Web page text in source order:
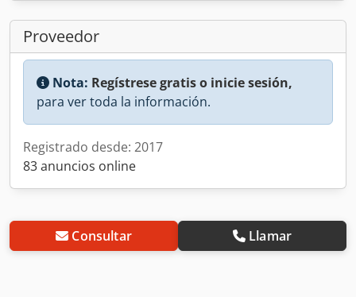
Proveedor
Nota: Regístrese gratis o inicie sesión,
para ver toda la información.
Registrado desde: 2017
83 anuncios online
Consultar Llamar